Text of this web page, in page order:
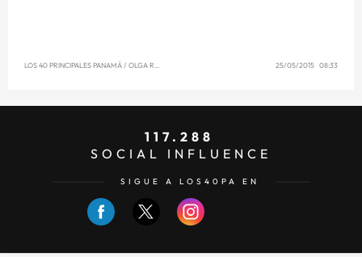
LOS 40 PRINCIPALES PANAMÁ/ OLGA REYNA 25/05/2015 08:33
117.288
SOCIAL INFLUENCE
SIGUE A LOS40PA EN